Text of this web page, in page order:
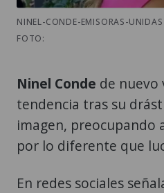
NINEL-CONDE-EMISORAS-
FOTO:
Ninel Conde de nuevo
tendencia tras su
imagen, preocupando
por lo diferente que
En redes sociales